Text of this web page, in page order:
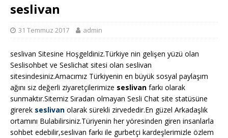
seslivan
31 Temmuz 2017 admin
seslivan Sitesine Hoşgeldiniz.Türkiye nin gelişen yüzü olan
Seslisohbet ve Seslichat sitesi olan seslivan
sitesindesiniz.Amacımız Türkiyenin en büyük sosyal paylaşım
ağını siz değerli ziyaretçilerimize seslivan farkı olarak
sunmaktır.Sitemiz Sıradan olmayan Sesli Chat site statüsüne
girerek seslivan olarak sürekli zirvededir.En güzel Arkadaşlık
ortamını Bulabilirsiniz.Türiyenin her yöresinden giren insanlarla
sohbet edebilir,seslivan farkı ile gurbetçi kardeşlerimizle özlem